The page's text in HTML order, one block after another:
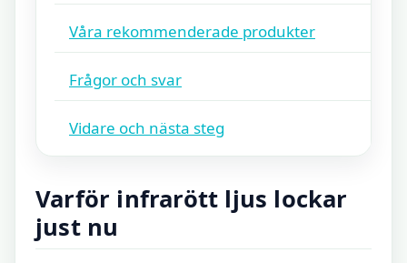
Våra rekommenderade produkter
Frågor och svar
Vidare och nästa steg
Varför infrarött ljus lockar
just nu